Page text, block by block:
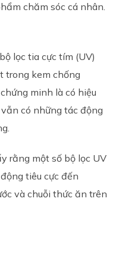
chăm sóc cá nhân.
lọc tia cực tím (UV)
trong kem chống
minh là có hiệu
có những tác động
rằng một số bộ lọc UV
tiêu cực đến
và chuỗi thức ăn trên